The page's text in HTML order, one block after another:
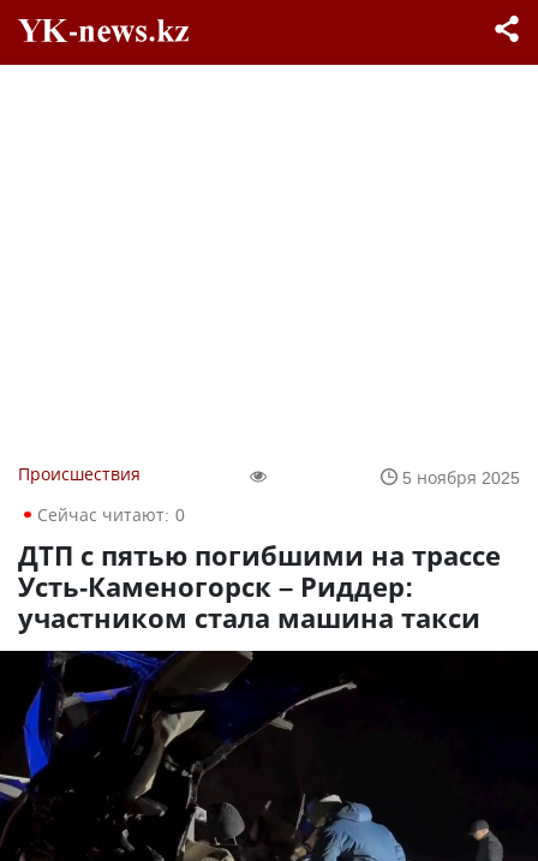
Происшествия
5 ноября 2025
Сейчас читают: 0
ДТП с пятью погибшими на трассе
Усть-Каменогорск – Риддер:
участником стала машина такси